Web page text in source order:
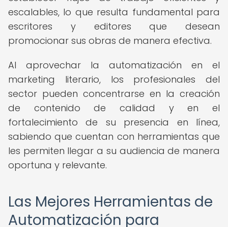
escalables, lo que resulta fundamental para
escritores y editores que desean
promocionar sus obras de manera efectiva.
Al aprovechar la automatización en el
marketing literario, los profesionales del
sector pueden concentrarse en la creación
de contenido de calidad y en el
fortalecimiento de su presencia en línea,
sabiendo que cuentan con herramientas que
les permiten llegar a su audiencia de manera
oportuna y relevante.
Las Mejores Herramientas de
Automatización para